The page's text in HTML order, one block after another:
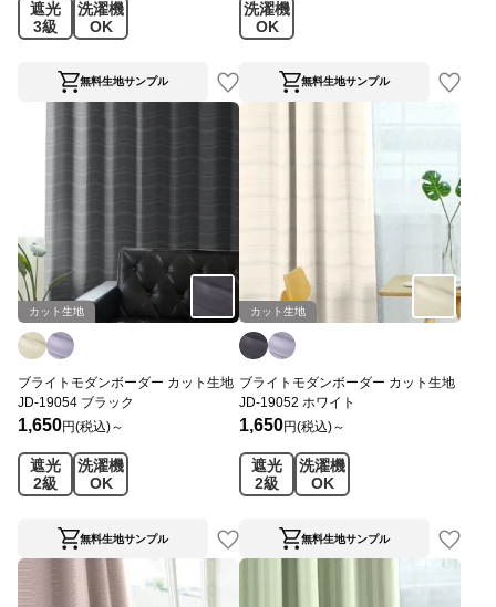
遮光
3級
洗濯機
OK
無料生地サンプル
洗濯機
OK
無料生地サンプル
カット生地
ブライトモダンボーダー カット生地
JD-19054 ブラック
1,650円(税込)～
遮光
2級
洗濯機
OK
無料生地サンプル
カット生地
ブライトモダンボーダー カット生地
JD-19052 ホワイト
1,650円(税込)～
遮光
2級
洗濯機
OK
無料生地サンプル